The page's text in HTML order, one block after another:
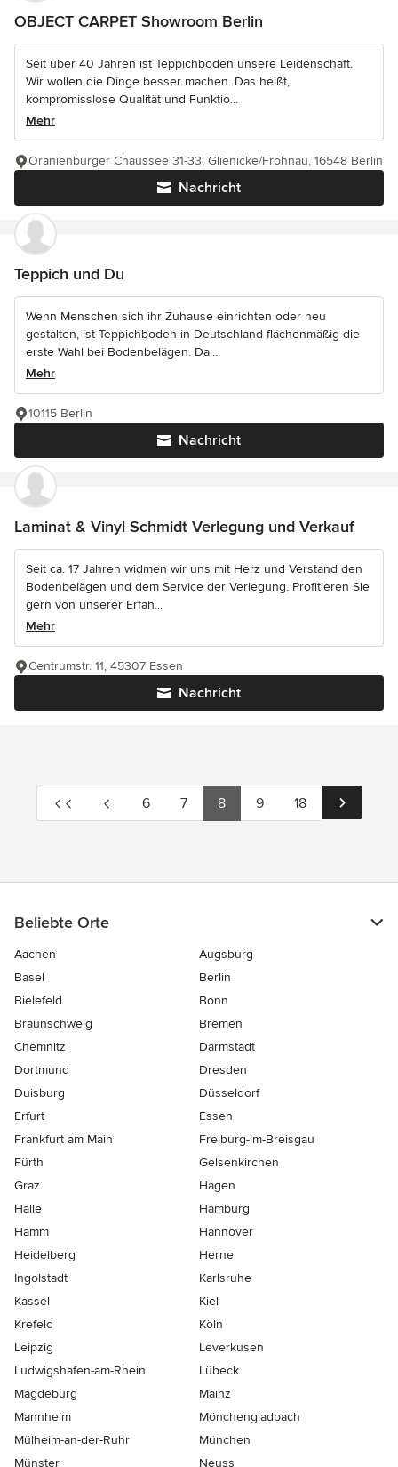
OBJECT CARPET Showroom Berlin
Seit über 40 Jahren ist Teppichboden unsere Leidenschaft.
Wir wollen die Dinge besser machen. Das heißt,
kompromisslose Qualität und Funktio...
Mehr
Nachricht
Oranienburger Chaussee 31-33, Glienicke/Frohnau, 16548 Berlin
Teppich und Du
Wenn Menschen sich ihr Zuhause einrichten oder neu
gestalten, ist Teppichboden in Deutschland flächenmäßig die
erste Wahl bei Bodenbelägen. Da...
Mehr
Nachricht
10115 Berlin
Laminat & Vinyl Schmidt Verlegung und Verkauf
Seit ca. 17 Jahren widmen wir uns mit Herz und Verstand den
Bodenbelägen und dem Service der Verlegung. Profitieren Sie
gern von unserer Erfah...
Mehr
Nachricht
Centrumstr. 11, 45307 Essen
6 7 8 9 18
Beliebte Orte
Aachen
Augsburg
Basel
Berlin
Bielefeld
Bonn
Braunschweig
Bremen
Chemnitz
Darmstadt
Dortmund
Dresden
Duisburg
Düsseldorf
Erfurt
Essen
Frankfurt am Main
Freiburg-im-Breisgau
Fürth
Gelsenkirchen
Graz
Hagen
Halle
Hamburg
Hamm
Hannover
Heidelberg
Herne
Ingolstadt
Karlsruhe
Kassel
Kiel
Krefeld
Köln
Leipzig
Leverkusen
Ludwigshafen-am-Rhein
Lübeck
Magdeburg
Mainz
Mannheim
Mönchen­gladbach
Mülheim-an-der-Ruhr
München
Münster
Neuss